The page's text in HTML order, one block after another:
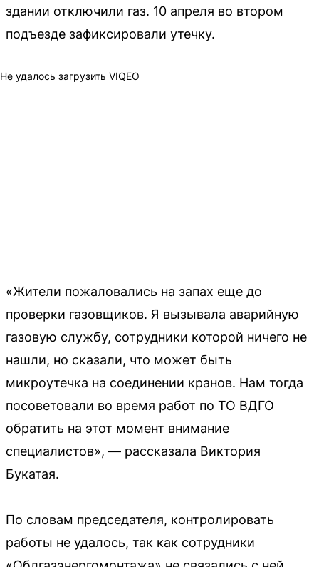
здании отключили газ. 10 апреля во втором
подъезде зафиксировали утечку.
Не удалось загрузить VIQEO
«Жители пожаловались на запах еще до
проверки газовщиков. Я вызывала аварийную
газовую службу, сотрудники которой ничего не
нашли, но сказали, что может быть
микроутечка на соединении кранов. Нам тогда
посоветовали во время работ по ТО ВДГО
обратить на этот момент внимание
специалистов», — рассказала Виктория
Букатая.
По словам председателя, контролировать
работы не удалось, так как сотрудники